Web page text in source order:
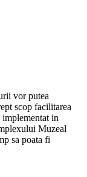
vor putea
scop facilitarea
in
Muzeal
sa poata fi